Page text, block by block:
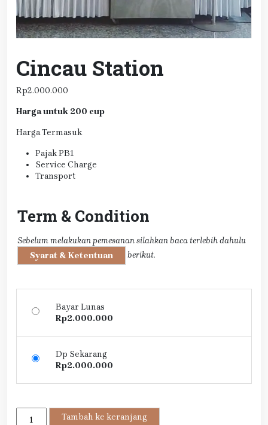
Cincau Station
Rp2.000.000
Harga untuk 200 cup
Harga Termasuk
Pajak PB1
Service Charge
Transport
Term & Condition
Sebelum melakukan pemesanan silahkan baca terlebih dahulu
Syarat & Ketentuan
berikut.
Bayar Lunas
Rp2.000.000
Dp Sekarang
Rp2.000.000
Tambah ke keranjang